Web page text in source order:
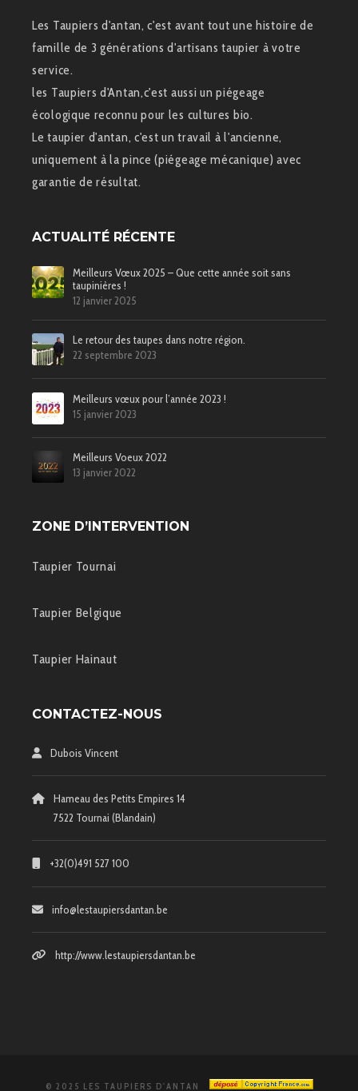
Les Taupiers d'antan, c'est avant tout une histoire de
famille de 3 générations d'artisans taupier à votre
service.
les Taupiers d'Antan,c'est aussi un piégeage
écologique reconnu pour les cultures bio.
Le taupier d'antan, c'est un travail à l'ancienne,
uniquement à la pince (piégeage mécanique) avec
garantie de résultat.
ACTUALITÉ RÉCENTE
Meilleurs Vœux 2025 – Que cette année soit sans
taupinières !
12 janvier 2025
Le retour des taupes dans notre région.
22 septembre 2023
Meilleurs vœux pour l’année 2023 !
15 janvier 2023
Meilleurs Voeux 2022
13 janvier 2022
ZONE D’INTERVENTION
Taupier Tournai
Taupier Belgique
Taupier Hainaut
CONTACTEZ-NOUS
Dubois Vincent
Hameau des Petits Empires 14
7522 Tournai (Blandain)
+32(0)491 527 100
info@lestaupiersdantan.be
http://www.lestaupiersdantan.be
© 2025 LES TAUPIERS D'ANTAN